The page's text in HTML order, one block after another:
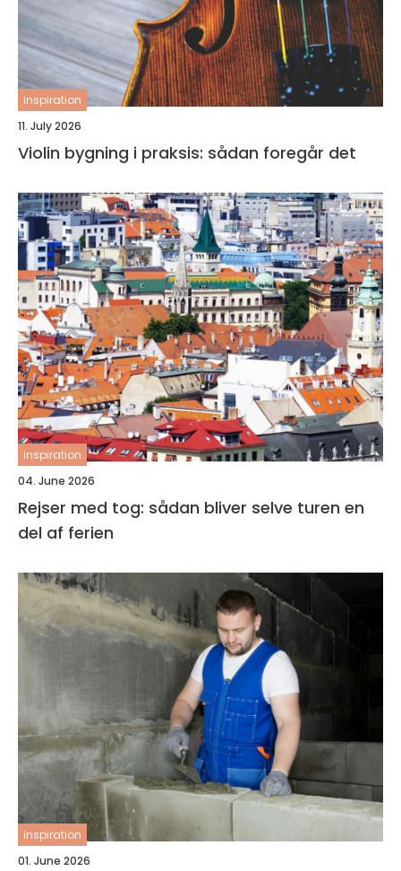
inspiration
11. July 2026
Violin bygning i praksis: sådan foregår det
inspiration
04. June 2026
Rejser med tog: sådan bliver selve turen en
del af ferien
inspiration
01. June 2026